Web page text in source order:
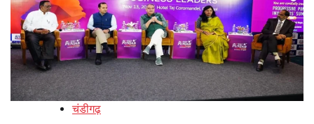
चंडीगढ़